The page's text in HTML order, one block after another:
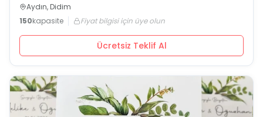
Aydın, Didim
150kapasite Fiyat bilgisi için üye olun
Ücretsiz Teklif Al